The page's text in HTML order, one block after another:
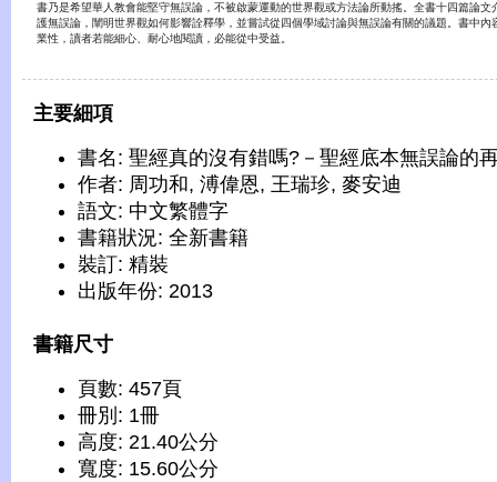
書乃是希望華人教會能堅守無誤論，不被啟蒙運動的世界觀或方法論所動搖。全書十四篇論文
護無誤論，闡明世界觀如何影響詮釋學，並嘗試從四個學域討論與無誤論有關的議題。書中內
業性，讀者若能細心、耐心地閱讀，必能從中受益。
主要細項
書名: 聖經真的沒有錯嗎?－聖經底本無誤論的
作者: 周功和, 溥偉恩, 王瑞珍, 麥安迪
語文: 中文繁體字
書籍狀況: 全新書籍
裝訂: 精裝
出版年份: 2013
書籍尺寸
頁數: 457頁
冊別: 1冊
高度: 21.40公分
寬度: 15.60公分